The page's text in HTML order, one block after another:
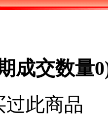
成交数量0
过此商品